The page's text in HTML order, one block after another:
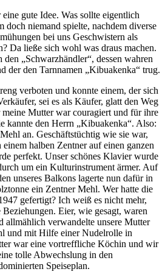
gute Idee. Was sollte eigentlich
doch niemand spielte, nachdem diverse
bei uns Geschwistern als
Da ließe sich wohl was draus machen.
den
Schwarzhändler , dessen wahren
der den Tarnnamen
Kibuakenka
trug.
verboten und konnte einem, der sich
sei es als Käufer, glatt den Weg
Mutter war couragiert und für ihre
kannte den Herrn
Kibuakenka . Also:
an. Geschäftstüchtig wie sie war,
halben Zentner auf einen ganzen
perfekt. Unser schönes Klavier wurde
um ein Kulturinstrument ärmer. Auf
unseres Balkons lagerte nun dafür in
ein Zentner Mehl. Wer hatte die
gefertigt? Ich weiß es nicht mehr,
Eier, wie gesagt, waren
allmählich verwandelte unsere Mutter
und mit Hilfe einer Nudelrolle in
war eine vortreffliche Köchin und wir
tolle Abwechslung in den
Speiseplan.